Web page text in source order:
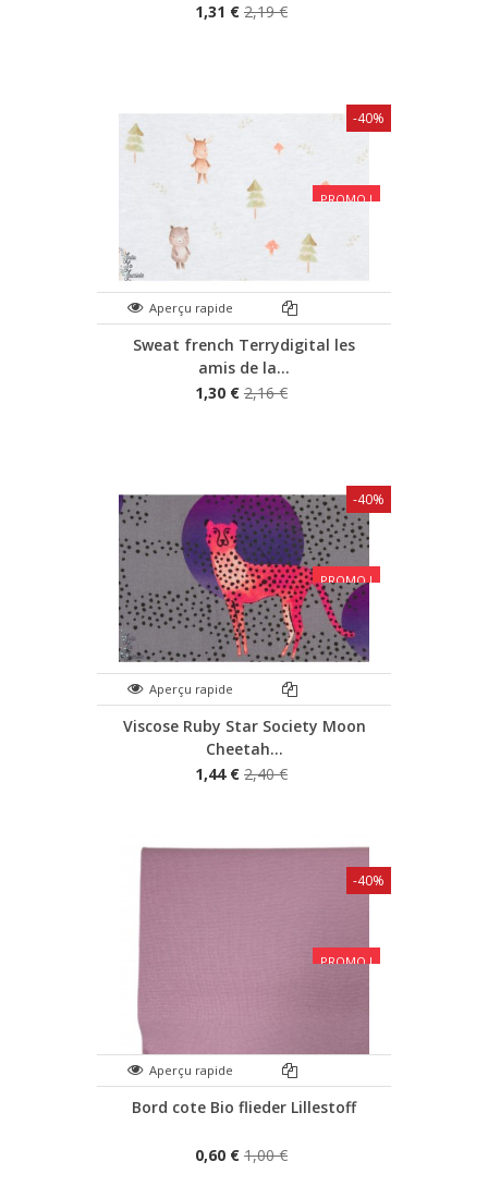
1,31 € 2,19 €
PROMO !
Aperçu rapide
Sweat french Terrydigital les
amis de la...
1,30 € 2,16 €
-40%
PROMO !
Aperçu rapide
Viscose Ruby Star Society Moon
Cheetah...
1,44 € 2,40 €
-40%
PROMO !
Aperçu rapide
Bord cote Bio flieder Lillestoff
0,60 € 1,00 €
-40%